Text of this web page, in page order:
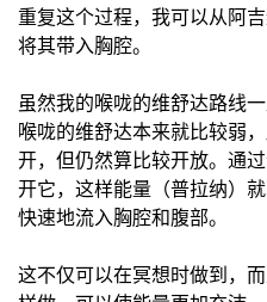
重复这个过程，我可以从阿
将其带入胸腔。
虽然我的喉咙的维舒达路线
喉咙的维舒达本来就比较弱
开，但仍然算比较开放。通
开它，这样能量（普拉纳）
快速地流入胸腔和腹部。
这不仅可以在冥想时做到，